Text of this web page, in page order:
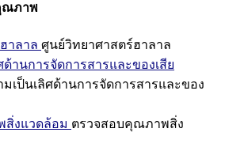
ณภาพ
าลาล ศูนย์วิทยาศาสตร์ฮาลาล
านการจัดการสารและของเสีย
เป็นเลิศด้านการจัดการสารและของ
สิ่งแวดล้อม ตรวจสอบคุณภาพสิ่ง